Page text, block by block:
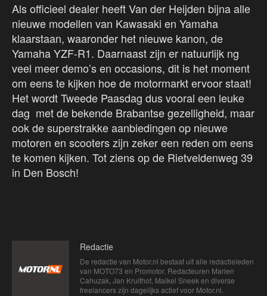
Als officieel dealer heeft Van der Heijden bijna alle
nieuwe modellen van Kawasaki en Yamaha
klaarstaan, waaronder het nieuwe kanon, de
Yamaha YZF-R1. Daarnaast zijn er natuurlijk ng
veel meer demo’s en occasions, dit is het moment
om eens te kijken hoe de motormarkt ervoor staat!
Het wordt Tweede Paasdag dus vooral een leuke
dag met de bekende Brabantse gezelligheid, maar
ook de superstrakke aanbiedingen op nieuwe
motoren en scooters zijn zeker een reden om eens
te komen kijken. Tot ziens op de Rietveldenweg 39
in Den Bosch!
Redactie
De redactie van Motor.nl bestaat uit alle redactieleden
van MOTO73 en Promotor. Redacteuren Marien
Cahuzak, Jan Kruithof, Maikel Sneek en diverse
freelancers zijn dagelijks actief voor Motor.nl.